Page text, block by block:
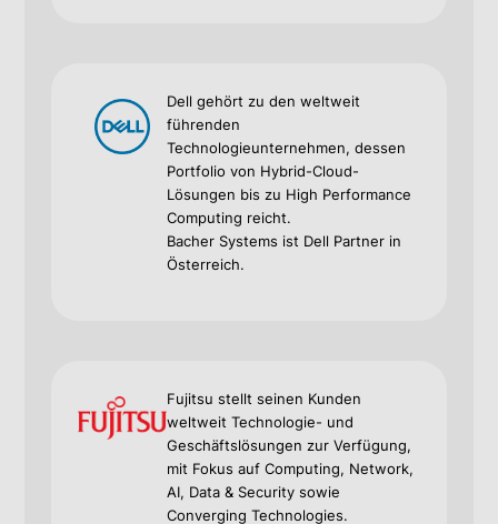
Dell gehört zu den weltweit
führenden
Technologieunternehmen, dessen
Portfolio von Hybrid-Cloud-
Lösungen bis zu High Performance
Computing reicht.
Bacher Systems ist Dell Partner in
Österreich.
Fujitsu stellt seinen Kunden
weltweit Technologie- und
Geschäftslösungen zur Verfügung,
mit Fokus auf Computing, Network,
AI, Data & Security sowie
Converging Technologies.